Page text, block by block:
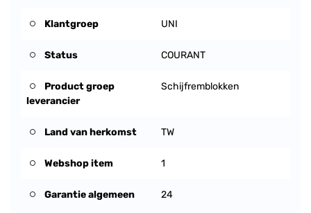
Klantgroep UNI
Status COURANT
Product groep
leverancier
Schijfremblokken
Land van herkomst TW
Webshop item 1
Garantie algemeen 24